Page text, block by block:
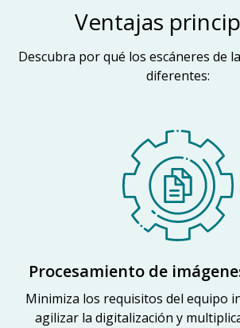
Ventajas
Descubra por qué los escáneres de
diferentes:
Procesamiento de
Minimiza los requisitos del equipo
agilizar la digitalización y